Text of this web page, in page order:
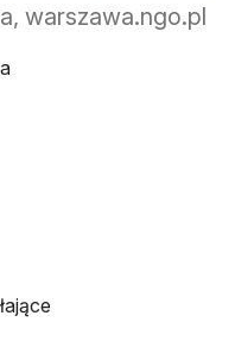
warszawa.ngo.pl